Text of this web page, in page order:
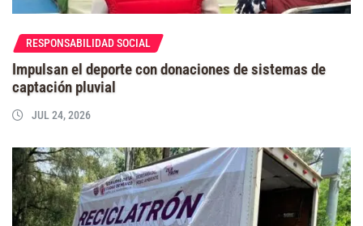
RESPONSABILIDAD SOCIAL
Impulsan el deporte con donaciones de sistemas de
captación pluvial
JUL 24, 2026